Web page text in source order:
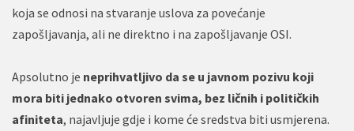
koja se odnosi na stvaranje uslova za povećanje
zapošljavanja, ali ne direktno i na zapošljavanje OSI.
Apsolutno je neprihvatljivo da se u javnom pozivu koji
mora biti jednako otvoren svima, bez ličnih i političkih
afiniteta, najavljuje gdje i kome će sredstva biti usmjerena.